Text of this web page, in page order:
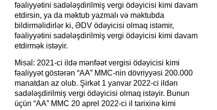
fəaliyyətini sadələşdirilmiş vergi ödəyicisi kimi davam
etdirsin, ya da məktub yazmalı və məktubda
bildirməlidirlər ki, ƏDV ödəyicisi olmaq istəmir,
fəaliyyətini sadələşdirilmiş vergi ödəyicisi kimi davam
etdirmək istəyir.
Misal: 2021-ci ildə mənfəət vergisi ödəyicisi kimi
fəaliyyət göstərən “AA” MMC-nin dövriyyəsi 200.000
manatdan az olub. Şirkət 1 yanvar 2022-ci ildən
sadələşdirilmiş vergi ödəyicisi olmaq istəyir. Bunun
üçün “AA” MMC 20 aprel 2022-ci il tarixinə kimi